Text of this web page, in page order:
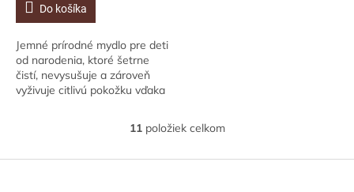
Do košíka
Jemné prírodné mydlo pre deti
od narodenia, ktoré šetrne
čistí, nevysušuje a zároveň
vyživuje citlivú pokožku vďaka
O
l
11položiek celkom